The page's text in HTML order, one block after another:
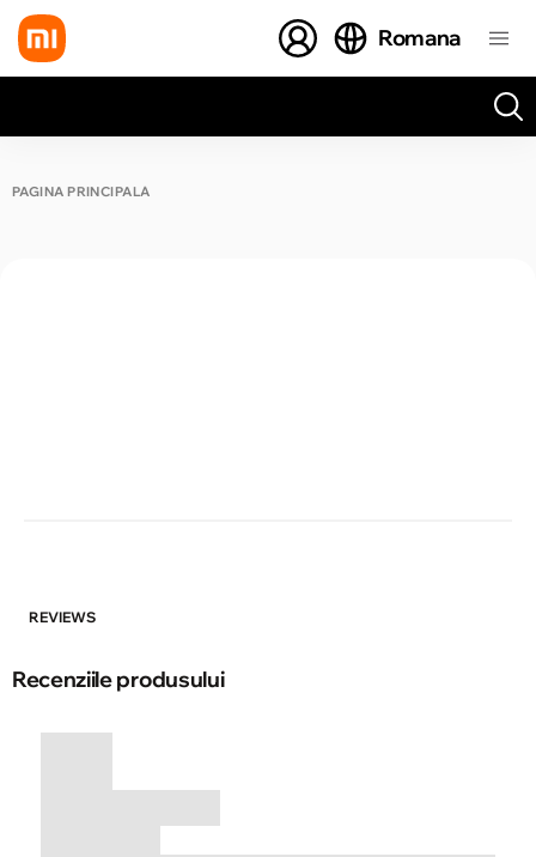
Romana
PAGINA PRINCIPALĂ
REVIEWS
Recenziile produsului